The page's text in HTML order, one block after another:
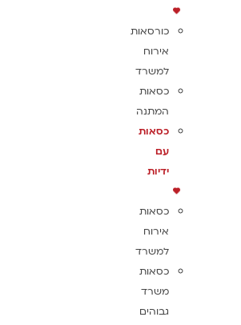
כורסאות
אירוח
למשרד
כסאות
המתנה
כסאות
עם
ידיות
כסאות
אירוח
למשרד
כסאות
משרד
גבוהים